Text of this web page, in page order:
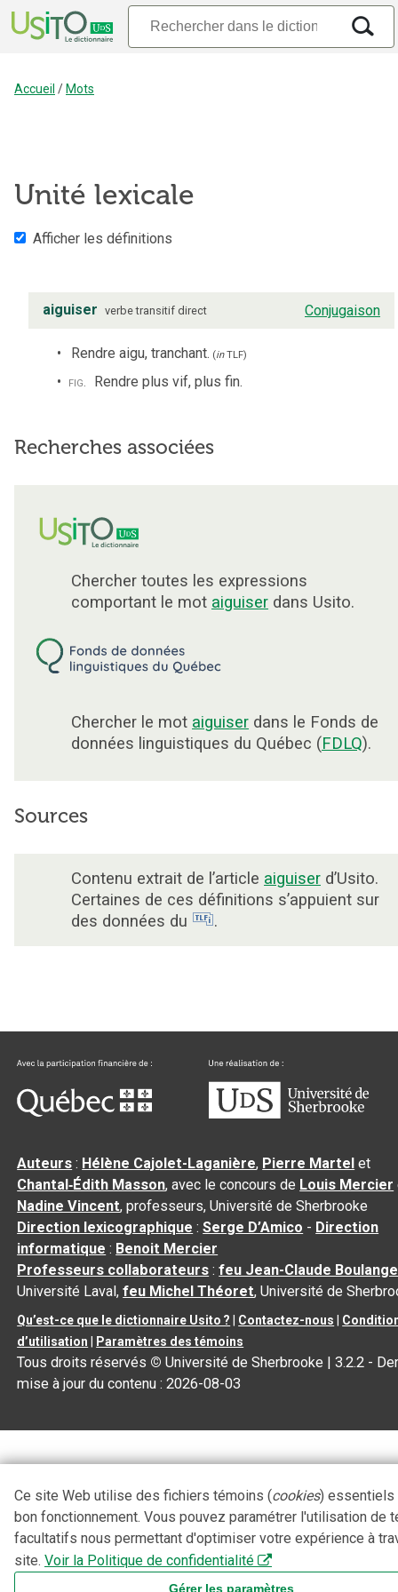
Accueil / Mots
Unité lexicale
Afficher les définitions
aiguiser verbe transitif direct Conjugaison
Rendre aigu, tranchant. (inTLF)
fig. Rendre plus vif, plus fin.
Recherches associées
Chercher toutes les expressions
comportant le mot aiguiser dans Usito.
Chercher le mot aiguiser dans le Fonds de
données linguistiques du Québec (FDLQ).
Sources
Contenu extrait de l’article aiguiser d’Usito.
Certaines de ces définitions s’appuient sur
des données du
.
Auteurs : Hélène Cajolet-Laganière, Pierre Martel et
Chantal‑Édith Masson, avec le concours de Louis Mercier
Nadine Vincent, professeurs, Université de Sherbrooke
Direction lexicographique :Serge D’Amico - Direction
informatique : Benoit Mercier
Professeurs collaborateurs :feu Jean-Claude
Université Laval,feu Michel Théoret, Université de
Qu’est-ce que le dictionnaire Usito ? Contactez-nous
d’utilisation
Paramètres des témoins
Tous droits réservés © Université de Sherbrooke |3.2.2 -
mise à jour du contenu :2026-08-03
Ce site Web utilise des fichiers témoins (cookies) essentiels
bon fonctionnement. Vous pouvez paramétrer l'utilisation de
facultatifs nous permettant d'optimiser votre expérience à
site. Voir la Politique de confidentialité
Gérer les paramètres